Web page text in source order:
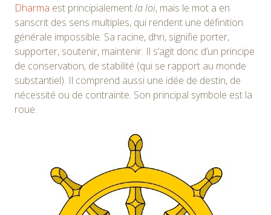
Dharma est principialementla loi, mais le mot a en
sanscrit des sens multiples, qui rendent une définition
générale impossible. Sa racine, dhri, signifie porter,
supporter, soutenir, maintenir. Il s’agit donc d’un principe
de conservation, de stabilité (qui se rapport au monde
substantiel). Il comprend aussi une idée de destin, de
nécessité ou de contrainte. Son principal symbole est la
roue.